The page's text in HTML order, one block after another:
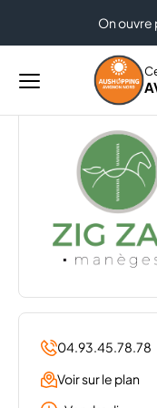
On ouvre
Menu
principal
Les
ZIGZAG
04.93.45.78.78
Voir sur le plan